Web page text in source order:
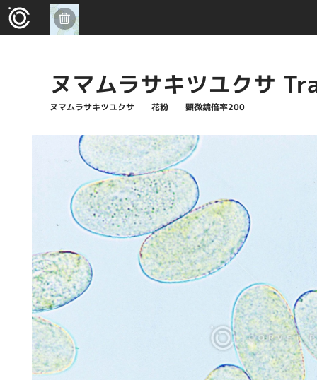
ヌマムラサキツユクサ
ヌマムラサキツユクサ 花粉 顕微鏡倍率200